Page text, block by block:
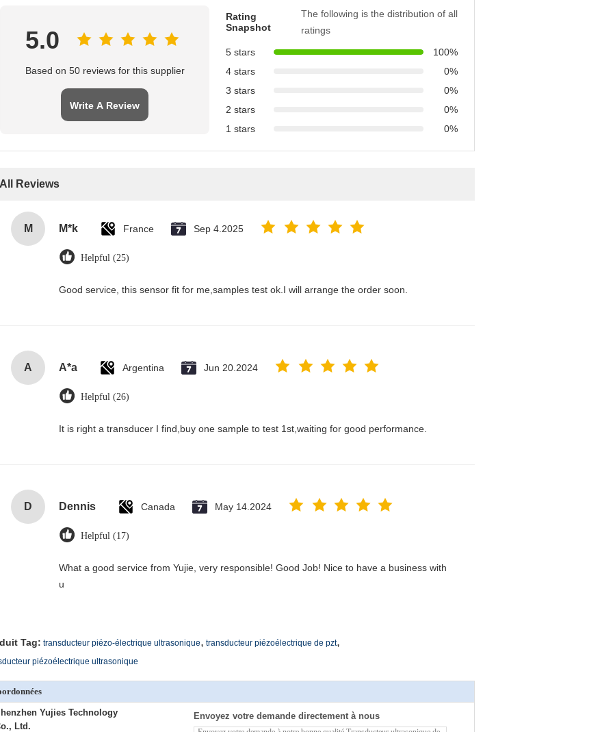
5.0
Based on 50 reviews for this supplier
Write A Review
Rating
Snapshot
The following is the distribution of all
ratings
5 stars
100%
4 stars
0%
3 stars
0%
2 stars
0%
1 stars
0%
All Reviews
M M*k France Sep 4.2025
Helpful (25)
Good service, this sensor fit for me,samples test ok.I will arrange the order soon.
A A*a Argentina Jun 20.2024
Helpful (26)
It is right a transducer I find,buy one sample to test 1st,waiting for good performance.
D Dennis Canada May 14.2024
Helpful (17)
What a good service from Yujie, very responsible! Good Job! Nice to have a business with
u
Tag: transducteur piézo-électrique ultrasonique, transducteur piézoélectrique de pzt,
piézoélectrique ultrasonique
Yujies Technology
Ltd.
Envoyez votre demande directement à nous